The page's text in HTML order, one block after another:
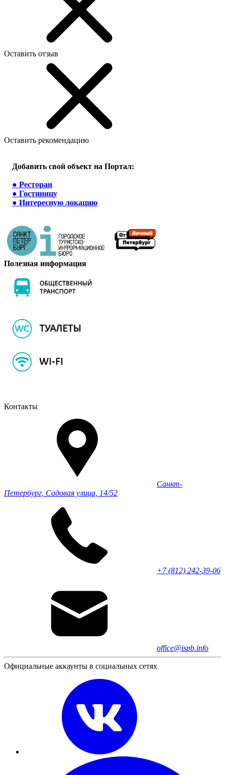
Оставить отзыв
Оставить рекомендацию
Добавить свой объект на Портал:
● Ресторан
● Гостиницу
● Интересную локацию
Полезная информация
Контакты
Санкт-
Петербург, Садовая улица, 14/52
+7 (812) 242-39-06
office@ispb.info
Официальные аккаунты в социальных сетях